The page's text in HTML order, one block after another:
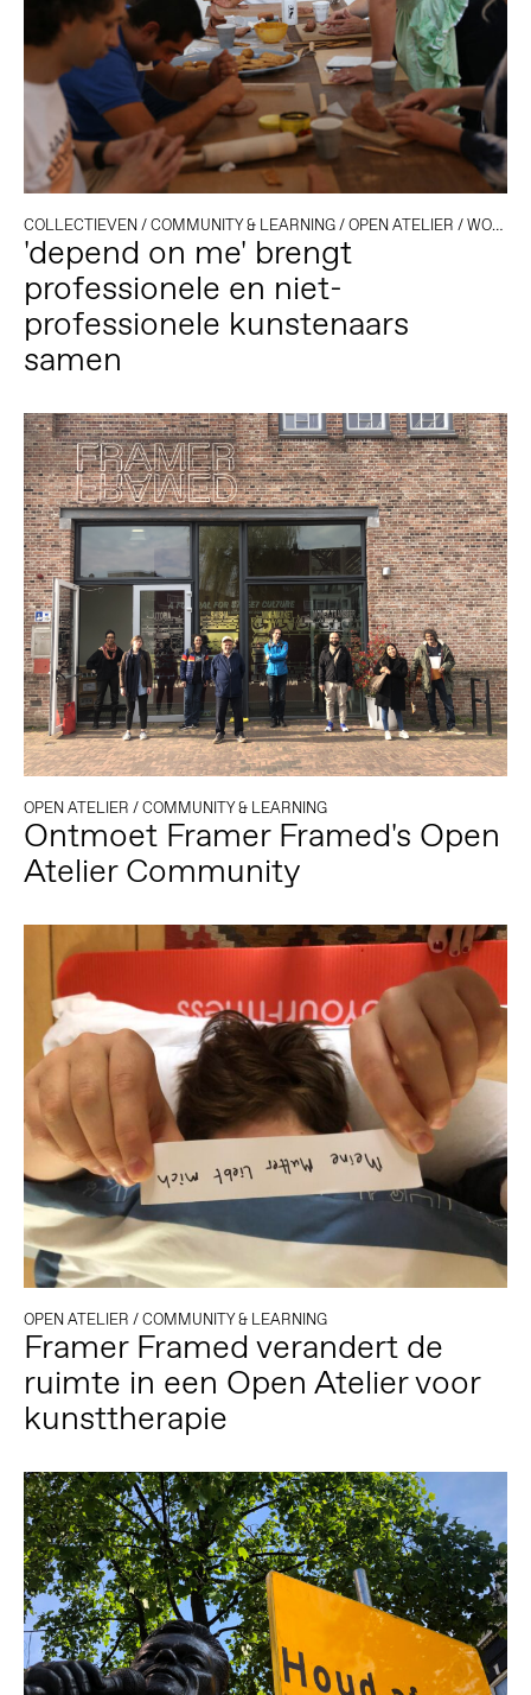
COLLECTIEVEN/COMMUNITY & LEARNING/OPEN ATELIER /WORKSHOP
'depend on me' brengt
professionele en niet-
professionele kunstenaars
samen
OPEN ATELIER /COMMUNITY & LEARNING
Ontmoet Framer Framed's Open
Atelier Community
OPEN ATELIER /COMMUNITY & LEARNING
Framer Framed verandert de
ruimte in een Open Atelier voor
kunsttherapie